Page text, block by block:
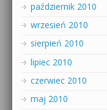
październik 2010
wrzesień 2010
sierpień 2010
lipiec 2010
czerwiec 2010
maj 2010